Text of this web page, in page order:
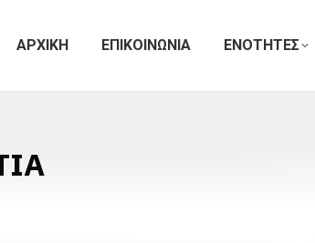
ΑΡΧΙΚΗ ΕΠΙΚΟΙΝΩΝΙΑ ΕΝΟΤΗΤΕΣ